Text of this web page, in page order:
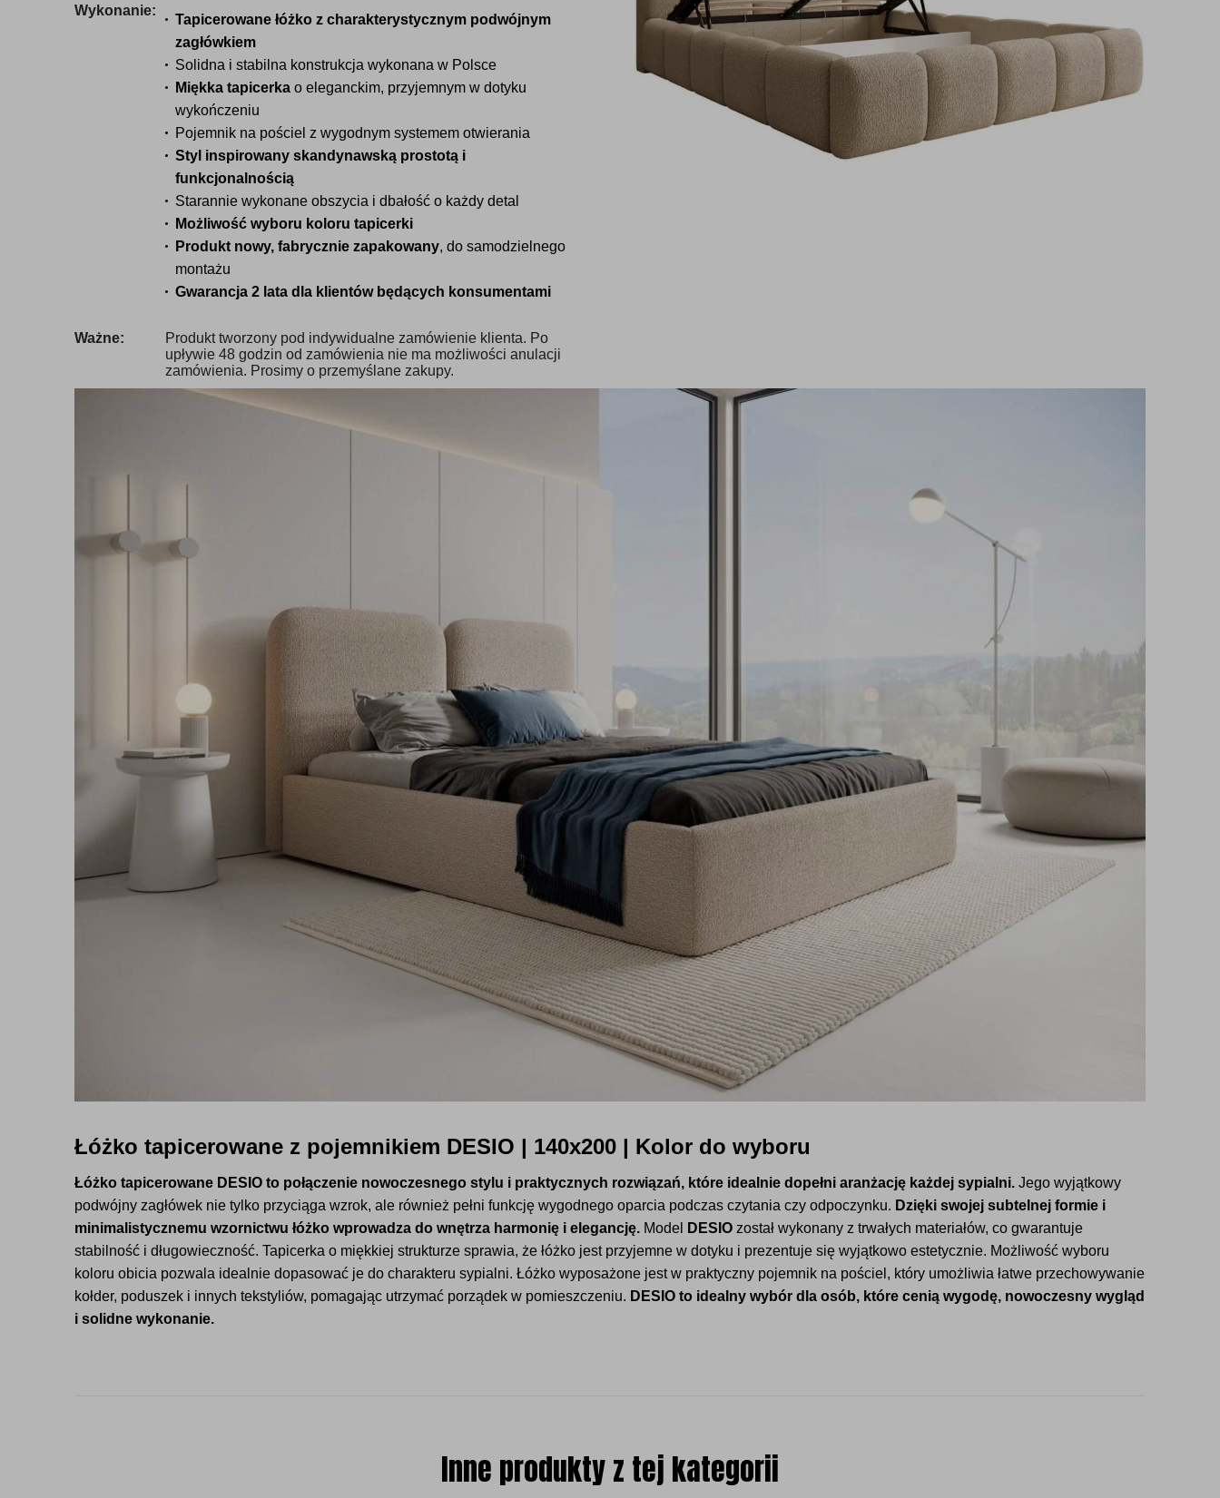
Inne produkty z tej kategorii
Wykonanie:
Tapicerowane łóżko z charakterystycznym podwójnym
zagłówkiem
Solidna i stabilna konstrukcja wykonana w Polsce
Miękka tapicerka o eleganckim, przyjemnym w dotyku
wykończeniu
Pojemnik na pościel z wygodnym systemem otwierania
Styl inspirowany skandynawską prostotą i
funkcjonalnością
Starannie wykonane obszycia i dbałość o każdy detal
Możliwość wyboru koloru tapicerki
Produkt nowy, fabrycznie zapakowany, do samodzielnego
montażu
Gwarancja 2 lata dla klientów będących konsumentami
Ważne:
Produkt tworzony pod indywidualne zamówienie klienta. Po
upływie 48 godzin od zamówienia nie ma możliwości anulacji
zamówienia. Prosimy o przemyślane zakupy.
Łóżko tapicerowane z pojemnikiem DESIO | 140x200 | Kolor do wyboru
Łóżko tapicerowane DESIO to połączenie nowoczesnego stylu i praktycznych rozwiązań, które idealnie dopełni aranżację każdej sypialni. Jego wyjątkowy
podwójny zagłówek nie tylko przyciąga wzrok, ale również pełni funkcję wygodnego oparcia podczas czytania czy odpoczynku. Dzięki swojej subtelnej formie i
minimalistycznemu wzornictwu łóżko wprowadza do wnętrza harmonię i elegancję. Model DESIO został wykonany z trwałych materiałów, co gwarantuje
stabilność i długowieczność. Tapicerka o miękkiej strukturze sprawia, że łóżko jest przyjemne w dotyku i prezentuje się wyjątkowo estetycznie. Możliwość wyboru
koloru obicia pozwala idealnie dopasować je do charakteru sypialni. Łóżko wyposażone jest w praktyczny pojemnik na pościel, który umożliwia łatwe przechowywanie
kołder, poduszek i innych tekstyliów, pomagając utrzymać porządek w pomieszczeniu. DESIO to idealny wybór dla osób, które cenią wygodę, nowoczesny wygląd
i solidne wykonanie.